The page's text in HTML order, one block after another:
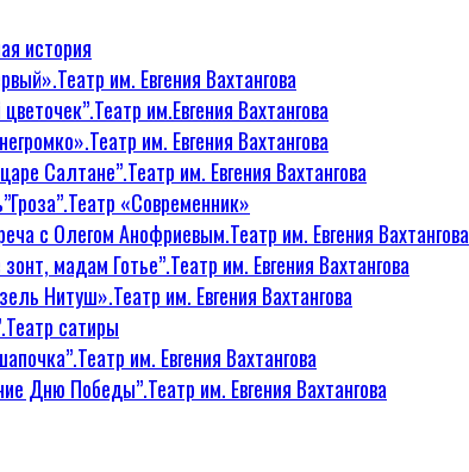
история
им. Евгения Вахтангова
им.Евгения Вахтангова
им. Евгения Вахтангова
Салтане”.Театр им. Евгения Вахтангова
«Современник»
с Олегом Анофриевым.Театр им. Евгения Вахтангова
мадам Готье”.Театр им. Евгения Вахтангова
Нитуш».Театр им. Евгения Вахтангова
сатиры
им. Евгения Вахтангова
Дню Победы”.Театр им. Евгения Вахтангова